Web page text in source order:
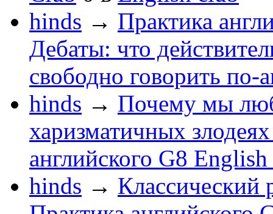
hinds → Практика
Дебаты: что
свободно говорить по-
hinds → Почему мы
харизматичных
английского G8
hinds → Классический